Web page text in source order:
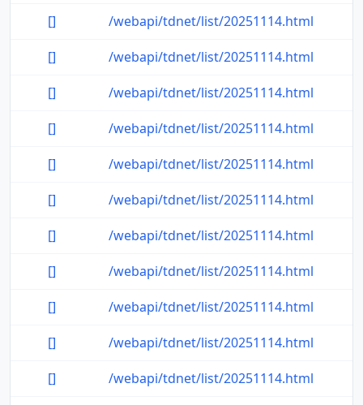
[]
/webapi/tdnet/list/20251114.html
[]
/webapi/tdnet/list/20251114.html
[]
/webapi/tdnet/list/20251114.html
[]
/webapi/tdnet/list/20251114.html
[]
/webapi/tdnet/list/20251114.html
[]
/webapi/tdnet/list/20251114.html
[]
/webapi/tdnet/list/20251114.html
[]
/webapi/tdnet/list/20251114.html
[]
/webapi/tdnet/list/20251114.html
[]
/webapi/tdnet/list/20251114.html
[]
/webapi/tdnet/list/20251114.html